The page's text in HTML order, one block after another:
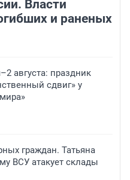
Власти
и раненых
августа: праздник
сдвиг» у
граждан. Татьяна
ВСУ атакует склады